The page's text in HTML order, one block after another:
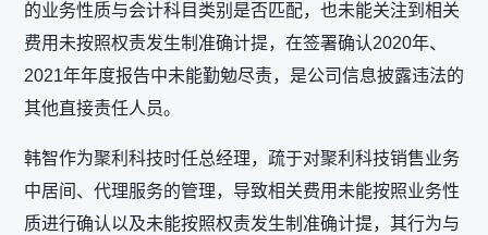
的业务性质与会计科目类别是否匹配，也未能关注到相关
费用未按照权责发生制准确计提，在签署确认2020年、
2021年年度报告中未能勤勉尽责，是公司信息披露违法的
其他直接责任人员。
韩智作为聚利科技时任总经理，疏于对聚利科技销售业务
中居间、代理服务的管理，导致相关费用未能按照业务性
质进行确认以及未能按照权责发生制准确计提，其行为与